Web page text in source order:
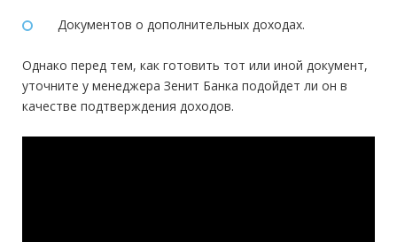
Документов о дополнительных доходах.
Однако перед тем, как готовить тот или иной документ,
уточните у менеджера Зенит Банка подойдет ли он в
качестве подтверждения доходов.